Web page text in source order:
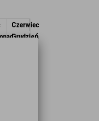
Czerwiec
Grudzień